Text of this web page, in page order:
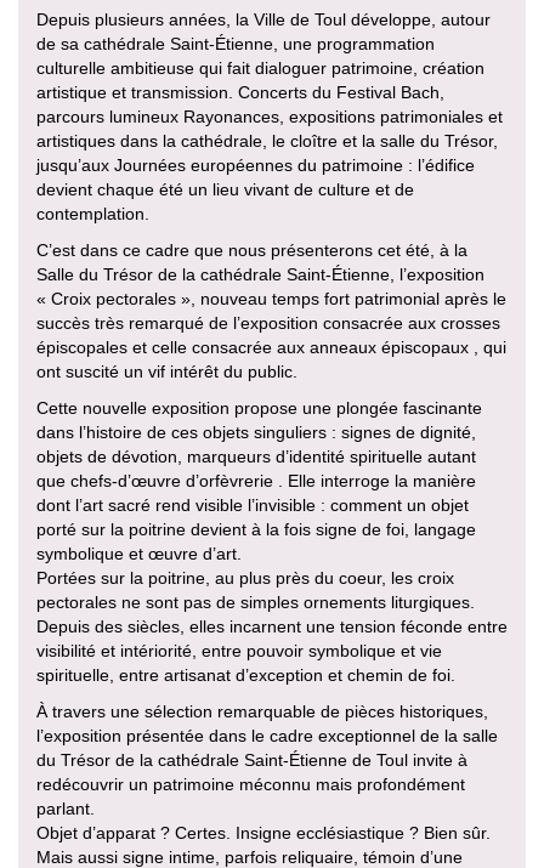
Depuis plusieurs années, la Ville de Toul développe, autour
de sa cathédrale Saint-Étienne, une programmation
culturelle ambitieuse qui fait dialoguer patrimoine, création
artistique et transmission. Concerts du Festival Bach,
parcours lumineux Rayonances, expositions patrimoniales et
artistiques dans la cathédrale, le cloître et la salle du Trésor,
jusqu’aux Journées européennes du patrimoine : l’édifice
devient chaque été un lieu vivant de culture et de
contemplation.
C’est dans ce cadre que nous présenterons cet été, à la
Salle du Trésor de la cathédrale Saint-Étienne, l’exposition
« Croix pectorales », nouveau temps fort patrimonial après le
succès très remarqué de l’exposition consacrée aux crosses
épiscopales et celle consacrée aux anneaux épiscopaux , qui
ont suscité un vif intérêt du public.
Cette nouvelle exposition propose une plongée fascinante
dans l’histoire de ces objets singuliers : signes de dignité,
objets de dévotion, marqueurs d’identité spirituelle autant
que chefs-d’œuvre d’orfèvrerie . Elle interroge la manière
dont l’art sacré rend visible l’invisible : comment un objet
porté sur la poitrine devient à la fois signe de foi, langage
symbolique et œuvre d’art.
Portées sur la poitrine, au plus près du coeur, les croix
pectorales ne sont pas de simples ornements liturgiques.
Depuis des siècles, elles incarnent une tension féconde entre
visibilité et intériorité, entre pouvoir symbolique et vie
spirituelle, entre artisanat d’exception et chemin de foi.
À travers une sélection remarquable de pièces historiques,
l’exposition présentée dans le cadre exceptionnel de la salle
du Trésor de la cathédrale Saint-Étienne de Toul invite à
redécouvrir un patrimoine méconnu mais profondément
parlant.
Objet d’apparat ? Certes. Insigne ecclésiastique ? Bien sûr.
Mais aussi signe intime, parfois reliquaire, témoin d’une